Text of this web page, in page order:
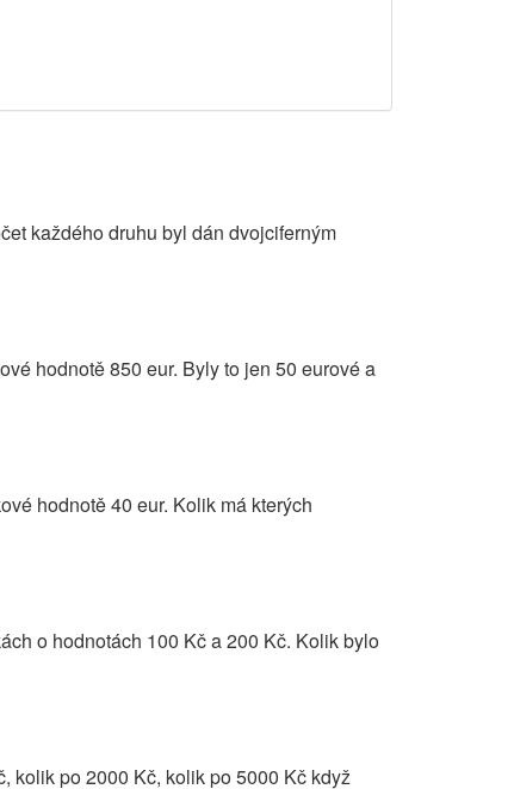
každého druhu byl dán dvojciferným
hodnotě 850 eur. Byly to jen 50 eurové a
hodnotě 40 eur. Kolik má kterých
o hodnotách 100 Kč a 200 Kč. Kolik bylo
kolik po 2000 Kč, kolik po 5000 Kč když